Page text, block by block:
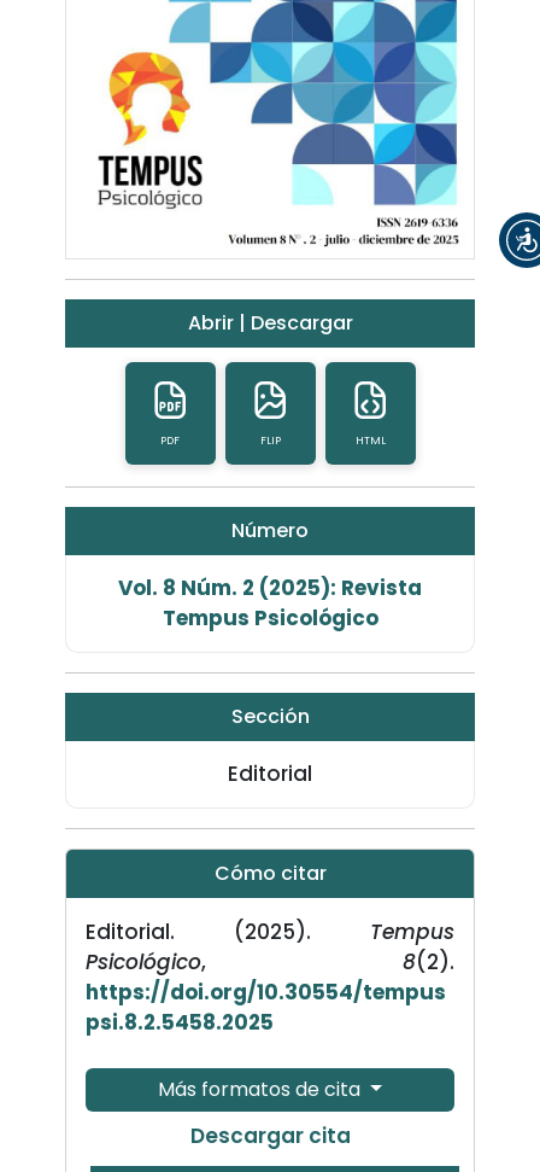
Abrir | Descargar
PDF FLIP HTML
Número
Vol. 8 Núm. 2 (2025): Revista
Tempus Psicológico
Sección
Editorial
Cómo citar
Editorial. (2025). Tempus
Psicológico, 8(2).
https://doi.org/10.30554/tempus
psi.8.2.5458.2025
Más formatos de cita
Descargar cita